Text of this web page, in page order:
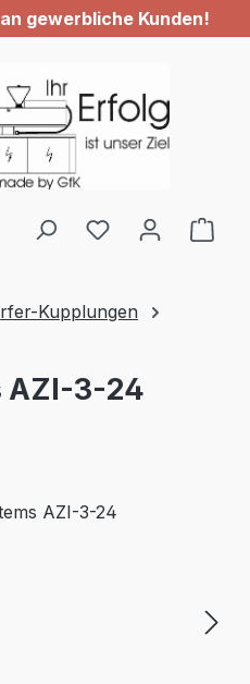
gewerbliche Kunden!
Du hast 0
Kupplungen
AZI-3-24